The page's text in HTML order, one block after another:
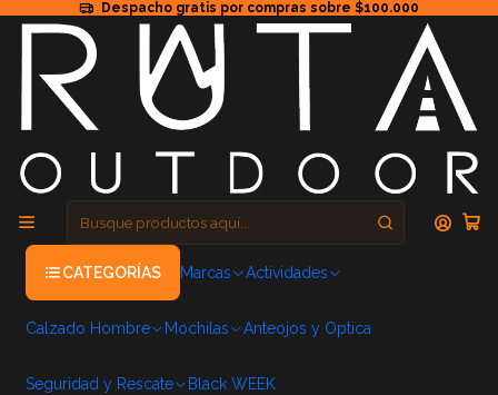
Despacho gratis por compras sobre $100.000
CATEGORÍAS Marcas Actividades
Calzado Hombre Mochilas Anteojos y Optica
Seguridad y Rescate Black WEEK